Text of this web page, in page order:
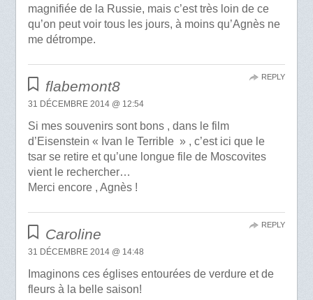
magnifiée de la Russie, mais c’est très loin de ce
qu’on peut voir tous les jours, à moins qu’Agnès ne
me détrompe.
flabemont8
31 DÉCEMBRE 2014 @ 12:54
Si mes souvenirs sont bons , dans le film
d’Eisenstein « Ivan le Terrible » , c’est ici que le
tsar se retire et qu’une longue file de Moscovites
vient le rechercher…
Merci encore , Agnès !
REPLY
Caroline
31 DÉCEMBRE 2014 @ 14:48
Imaginons ces églises entourées de verdure et de
fleurs à la belle saison!
REPLY